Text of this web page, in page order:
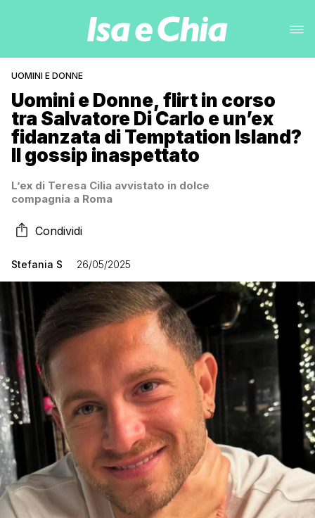
UOMINI E DONNE
Uomini e Donne, flirt in corso
tra Salvatore Di Carlo e un’ex
fidanzata di Temptation Island?
Il gossip inaspettato
L’ex di Teresa Cilia avvistato in dolce
compagnia a Roma
Condividi
Stefania S 26/05/2025